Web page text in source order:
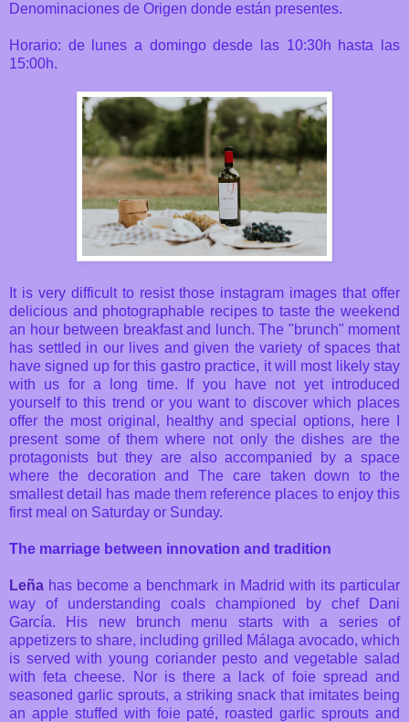
Denominaciones de Origen donde están presentes.
Horario: de lunes a domingo desde
las 10:30h hasta las
15:00h.
It is very difficult to resist those instagram images that offer
delicious and photographable recipes to taste the weekend
an hour between breakfast and lunch. The "brunch" moment
has settled in our lives and given the variety of spaces that
have signed up for this gastro practice, it will most likely stay
with us for a long time. If you have not yet introduced
yourself to this trend or you want to discover which places
offer the most original, healthy and special options, here I
present some of them where not only the dishes are the
protagonists but they are also accompanied by a space
where the decoration and The care taken down to the
smallest detail has made them reference places to enjoy this
first meal on Saturday or Sunday.
The marriage between innovation and tradition
Leña has become a benchmark in Madrid with its particular
way of understanding coals championed by chef Dani
García. His new brunch menu starts with a series of
appetizers to share, including grilled Málaga avocado, which
is served with young coriander pesto and vegetable salad
with feta cheese. Nor is there a lack of foie spread and
seasoned garlic sprouts, a striking snack that imitates being
an apple stuffed with foie paté, roasted garlic sprouts and